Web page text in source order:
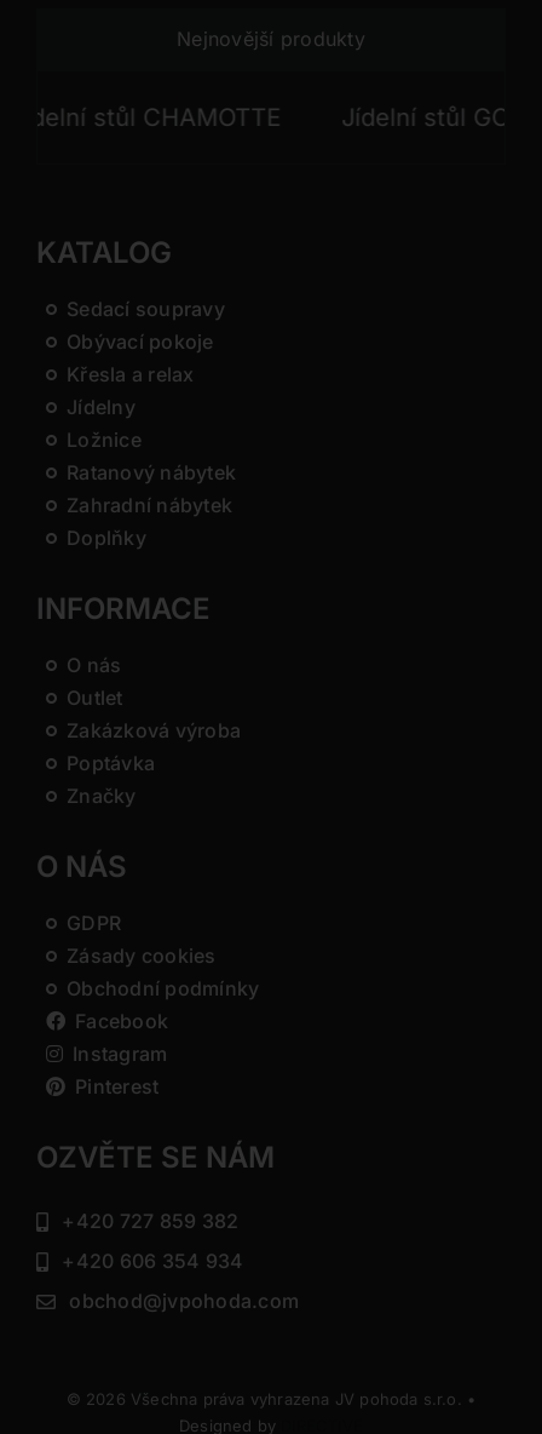
Nejnovější produkty
stůl CHAMOTTE Jídelní stůl GOTHAM
KATALOG
Sedací soupravy
Obývací pokoje
Křesla a relax
Jídelny
Ložnice
Ratanový nábytek
Zahradní nábytek
Doplňky
INFORMACE
O nás
Outlet
Zakázková výroba
Poptávka
Značky
O NÁS
GDPR
Zásady cookies
Obchodní podmínky
Facebook
Instagram
Pinterest
OZVĚTE SE NÁM
+420 727 859 382
+420 606 354 934
obchod@jvpohoda.com
© 2026 Všechna práva vyhrazena JV pohoda s.r.o. •
Designed by